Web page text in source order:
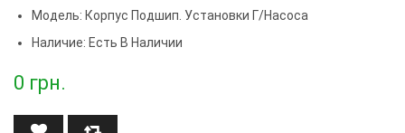
Модель: Корпус Подшип. Установки Г/насоса
Наличие: Есть В Наличии
0 грн.